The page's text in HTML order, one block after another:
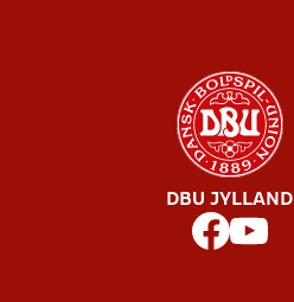
DBU JYLLAND